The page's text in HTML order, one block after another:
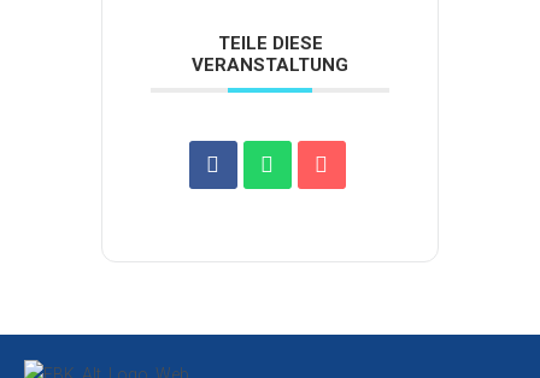
TEILE DIESE
VERANSTALTUNG